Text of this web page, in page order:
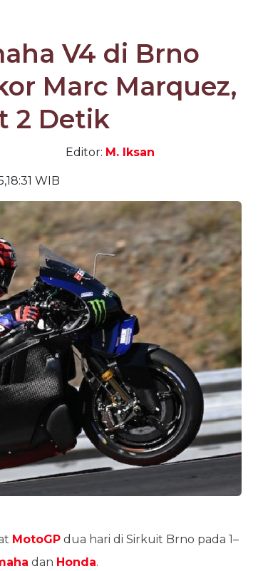
V4 di Brno
Marc Marquez,
2 Detik
Editor: M. Iksan
WIB
MotoGP dua hari di Sirkuit Brno pada 1–
dan Honda.